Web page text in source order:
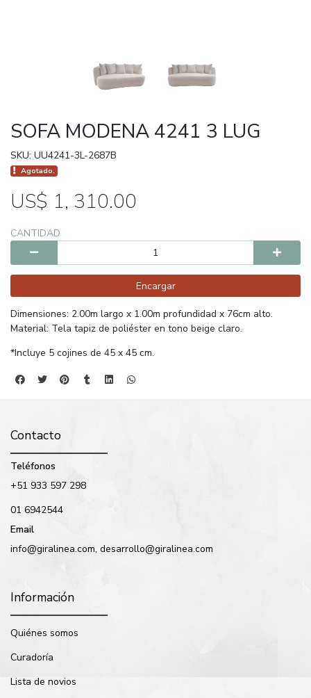
SOFA MODENA 4241 3 LUG
SKU: UU4241-3L-2687B
Agotado.
US$ 1, 310.00
CANTIDAD
Encargar
Dimensiones: 2.00m largo x 1.00m profundidad x 76cm alto.
Material: Tela tapiz de poliéster en tono beige claro.
*Incluye 5 cojines de 45 x 45 cm.
Contacto
Teléfonos
+51 933 597 298
01 6942544
Email
info@giralinea.com, desarrollo@giralinea.com
Información
Quiénes somos
Curadoría
Lista de novios